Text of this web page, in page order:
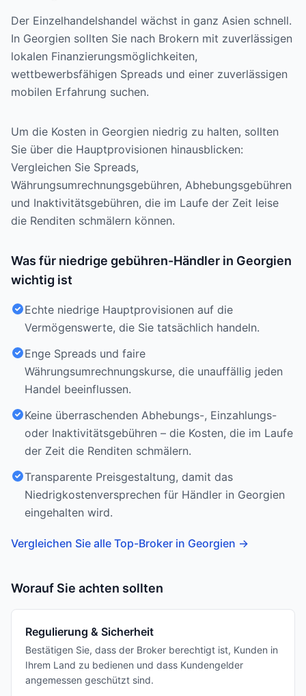
Der Einzelhandelshandel wächst in ganz Asien schnell.
In Georgien sollten Sie nach Brokern mit zuverlässigen
lokalen Finanzierungsmöglichkeiten,
wettbewerbsfähigen Spreads und einer zuverlässigen
mobilen Erfahrung suchen.
Um die Kosten in Georgien niedrig zu halten, sollten
Sie über die Hauptprovisionen hinausblicken:
Vergleichen Sie Spreads,
Währungsumrechnungsgebühren, Abhebungsgebühren
und Inaktivitätsgebühren, die im Laufe der Zeit leise
die Renditen schmälern können.
Was für niedrige gebühren-Händler in Georgien
wichtig ist
Echte niedrige Hauptprovisionen auf die
Vermögenswerte, die Sie tatsächlich handeln.
Enge Spreads und faire
Währungsumrechnungskurse, die unauffällig jeden
Handel beeinflussen.
Keine überraschenden Abhebungs-, Einzahlungs-
oder Inaktivitätsgebühren – die Kosten, die im Laufe
der Zeit die Renditen schmälern.
Transparente Preisgestaltung, damit das
Niedrigkostenversprechen für Händler in Georgien
eingehalten wird.
Vergleichen Sie alle Top-Broker in Georgien →
Worauf Sie achten sollten
Regulierung & Sicherheit
Bestätigen Sie, dass der Broker berechtigt ist, Kunden in
Ihrem Land zu bedienen und dass Kundengelder
angemessen geschützt sind.